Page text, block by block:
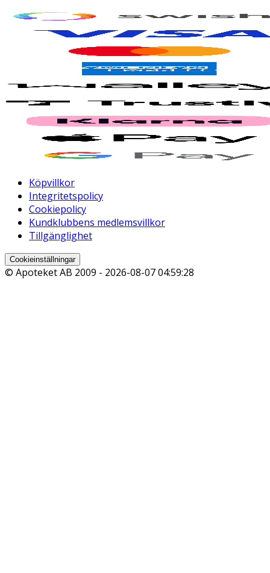
Köpvillkor
Integritetspolicy
Cookiepolicy
Kundklubbens medlemsvillkor
Tillgänglighet
Cookieinställningar
© Apoteket AB 2009 - 2026-08-07 04:59:28